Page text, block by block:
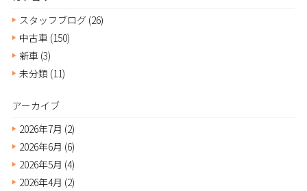
スタッフブログ (26)
中古車 (150)
新車 (3)
未分類 (11)
アーカイブ
2026年7月 (2)
2026年6月 (6)
2026年5月 (4)
2026年4月 (2)